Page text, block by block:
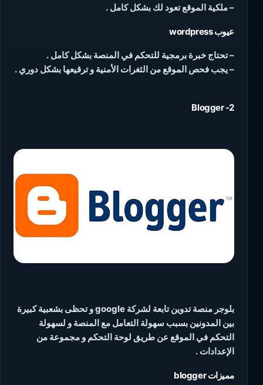
– ملكية الموقع تعود لك بشكل كامل .
عيوب wordpress
– تحتاج خبرة برمجية للتحكم في المنصة بشكل كامل .
– يجب فحص الموقع من الثغرات الأمنية و ترقيعها بشكل دوري .
2- Blogger
بلوجر منصة تدوين تابعة لشركة google و تحظى بشعبية كبيرة
بين المدونين بسبب سهولة التعامل مع المنصة و لسهولة
التحكم في الموقع عن طريق لوحة التحكم و مجموعة من
الإعدادات .
مميزات blogger